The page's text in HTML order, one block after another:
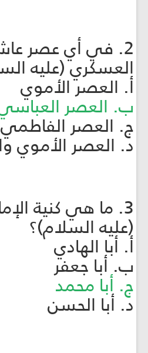
2. في أي عصر
العسكري (عليه
أ. العصر الأموي
ب. العصر
ج. العصر الفاطمي
د. العصر الأموي
3. ما هي كنية
(عليه السلام)؟
أ. أبا الهادي
ب. أبا جعفر
ج. أبا محمد
د. أبا الحسن